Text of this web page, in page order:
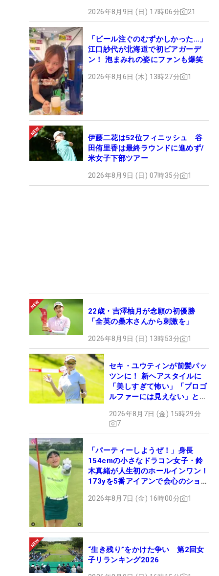
2026年8月9日 (日) 17時06分 21
「ビール注ぐのむずかしかった…」
江口紗代が北海道で初ビアガーデ
ン！ 泡まみれの姿にファンも爆笑
2026年8月6日 (木) 13時27分 1
伊藤二花は52位フィニッシュ 谷
田侑里香は最終ラウンドに進めず/
米女子下部ツアー
2026年8月9日 (日) 07時35分 1
22歳・吉澤柚月が念願の初優勝
「全英の桑木さんから刺激を」
2026年8月9日 (日) 13時53分 1
セキ・ユウティンが前髪パッ
ツンに！ 新ヘアスタイルに
「美しすぎて怖い」「プロゴ
ルファーには見えない」とコ
2026年8月7日 (金) 15時29分
7
「パーティーしようぜ！」身長
154cmの小さなドラコン女子・鈴
木真緒が人生初のホールインワン！
173yを5番アイアンで会心のショッ
2026年8月7日 (金) 16時00分 1
“生き残り”をかけた争い 第2回女
子リランキング2026